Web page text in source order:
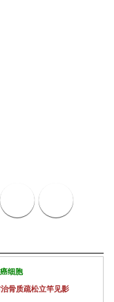
细胞
骨质疏松立竿见影